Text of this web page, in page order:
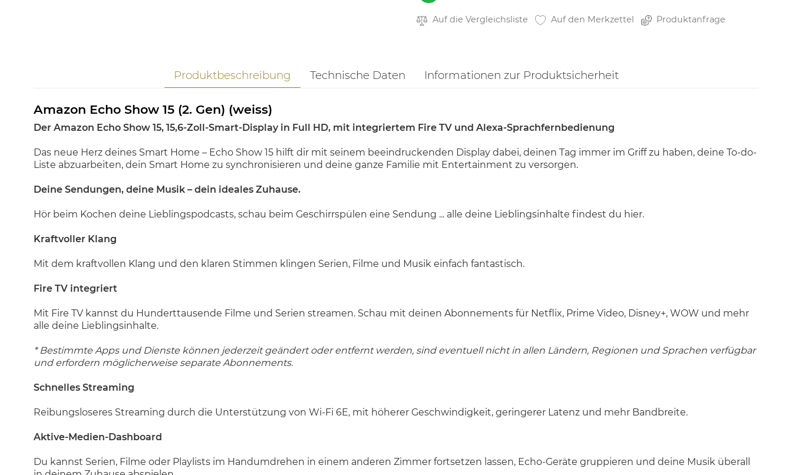
Auf die Vergleichsliste Auf den Merkzettel Produktanfrage
Produktbeschreibung Technische Daten Informationen zur Produktsicherheit
Amazon Echo Show 15 (2. Gen) (weiss)
Der Amazon Echo Show 15, 15,6-Zoll-Smart-Display in Full HD, mit integriertem Fire TV und Alexa-Sprachfernbedienung
Das neue Herz deines Smart Home – Echo Show 15 hilft dir mit seinem beeindruckenden Display dabei, deinen Tag immer im Griff zu haben, deine To-do-
Liste abzuarbeiten, dein Smart Home zu synchronisieren und deine ganze Familie mit Entertainment zu versorgen.
Deine Sendungen, deine Musik – dein ideales Zuhause.
Hör beim Kochen deine Lieblingspodcasts, schau beim Geschirrspülen eine Sendung ... alle deine Lieblingsinhalte findest du hier.
Kraftvoller Klang
Mit dem kraftvollen Klang und den klaren Stimmen klingen Serien, Filme und Musik einfach fantastisch.
Fire TV integriert
Mit Fire TV kannst du Hunderttausende Filme und Serien streamen. Schau mit deinen Abonnements für Netflix, Prime Video, Disney+, WOW und mehr
alle deine Lieblingsinhalte.
* Bestimmte Apps und Dienste können jederzeit geändert oder entfernt werden, sind eventuell nicht in allen Ländern, Regionen und Sprachen verfügbar
und erfordern möglicherweise separate Abonnements.
Schnelles Streaming
Reibungsloseres Streaming durch die Unterstützung von Wi-Fi 6E, mit höherer Geschwindigkeit, geringerer Latenz und mehr Bandbreite.
Aktive-Medien-Dashboard
Du kannst Serien, Filme oder Playlists im Handumdrehen in einem anderen Zimmer fortsetzen lassen, Echo-Geräte gruppieren und deine Musik überall